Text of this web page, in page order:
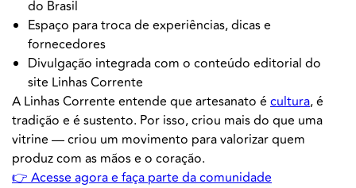
do Brasil
Espaço para troca de experiências, dicas e
fornecedores
Divulgação integrada com o conteúdo editorial do
site Linhas Corrente
A Linhas Corrente entende que artesanato é cultura, é
tradição e é sustento. Por isso, criou mais do que uma
vitrine — criou um movimento para valorizar quem
produz com as mãos e o coração.
👉 Acesse agora e faça parte da comunidade